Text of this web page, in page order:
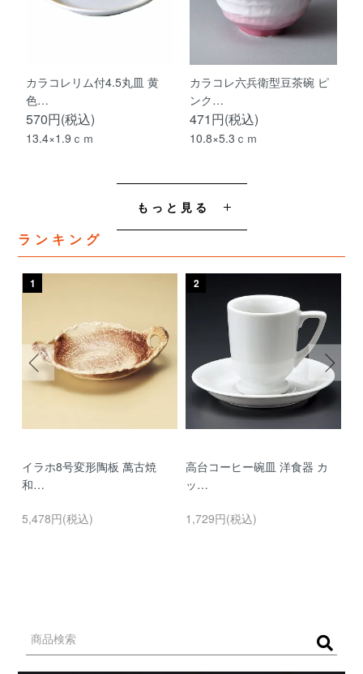
カラコレリム付4.5丸皿 黄
色…
570円(税込)
13.4×1.9ｃｍ
カラコレ六兵衛型豆茶碗 ピ
ンク…
471円(税込)
10.8×5.3ｃｍ
もっと見る
ランキング
1
イラホ8号変形陶板 萬古焼
和…
5,478円(税込)
2
高台コーヒー碗皿 洋食器 カ
ッ…
1,729円(税込)